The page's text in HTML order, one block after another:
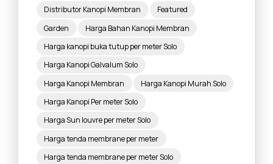
Distributor Kanopi Membran
Featured
Garden
Harga Bahan Kanopi Membran
Harga kanopi buka tutup per meter Solo
Harga Kanopi Galvalum Solo
Harga Kanopi Membran
Harga Kanopi Murah Solo
Harga Kanopi Per meter Solo
Harga Sun louvre per meter Solo
Harga tenda membrane per meter
Harga tenda membrane per meter Solo